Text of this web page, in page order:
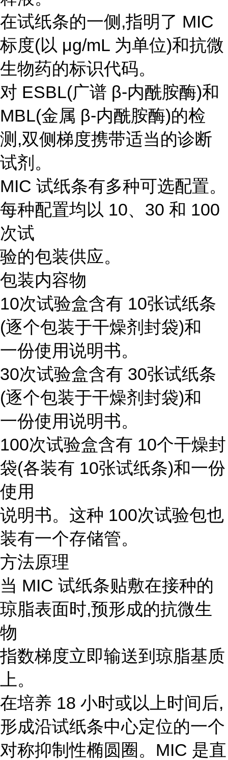
在试纸条的一侧,指明了 MIC
标度(以 μg/mL 为单位)和抗微
生物药的标识代码。
对 ESBL(广谱 β-内酰胺酶)和
MBL(金属 β-内酰胺酶)的检
测,双侧梯度携带适当的诊断
试剂。
MIC 试纸条有多种可选配置。
每种配置均以 10、30 和 100
次试
验的包装供应。
包装内容物
10次试验盒含有 10张试纸条
(逐个包装于干燥剂封袋)和
一份使用说明书。
30次试验盒含有 30张试纸条
(逐个包装于干燥剂封袋)和
一份使用说明书。
100次试验盒含有 10个干燥封
袋(各装有 10张试纸条)和一份
使用
说明书。这种 100次试验包也
装有一个存储管。
方法原理
当 MIC 试纸条贴敷在接种的
琼脂表面时,预形成的抗微生
物
指数梯度立即输送到琼脂基质
上。
在培养 18 小时或以上时间后,
形成沿试纸条中心定位的一个
对称抑制性椭圆圈。MIC 是直